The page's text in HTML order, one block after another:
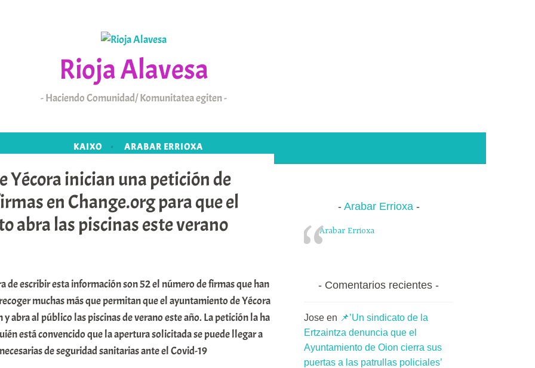
Rioja Alavesa
Haciendo Comunidad/ Komunitatea egiten
KAIXO ARABAR ERRIOXA
Yécora inician una petición de
en Change.org para que el
abra las piscinas este verano
de escribir esta información son 52 el número de firmas que han
muchas más que permitan que el ayuntamiento de Yécora
y abra al público las piscinas de verano este año. La petición la ha
está convencido que la apertura solicitada se puede llegar a
de seguridad sanitarias ante el Covid-19
Arabar Errioxa
Arabar Errioxa
Comentarios recientes
Jose en 📌’Un sindicato de la
Ertzaintza denuncia que el
Ayuntamiento de Oion cierra sus
puertas a las patrullas policiales’